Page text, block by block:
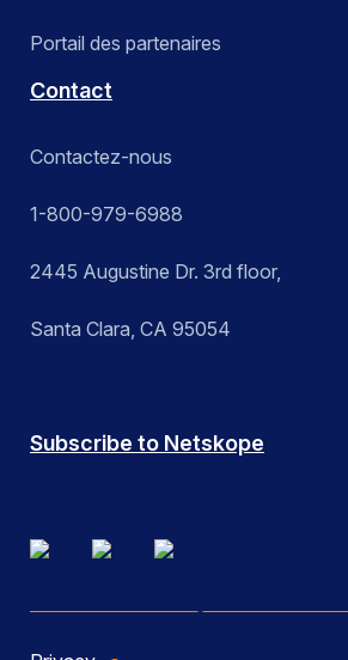
Portail des partenaires
Contact
Contactez-nous
1-800-979-6988
2445 Augustine Dr. 3rd floor,
Santa Clara, CA 95054
Subscribe to Netskope